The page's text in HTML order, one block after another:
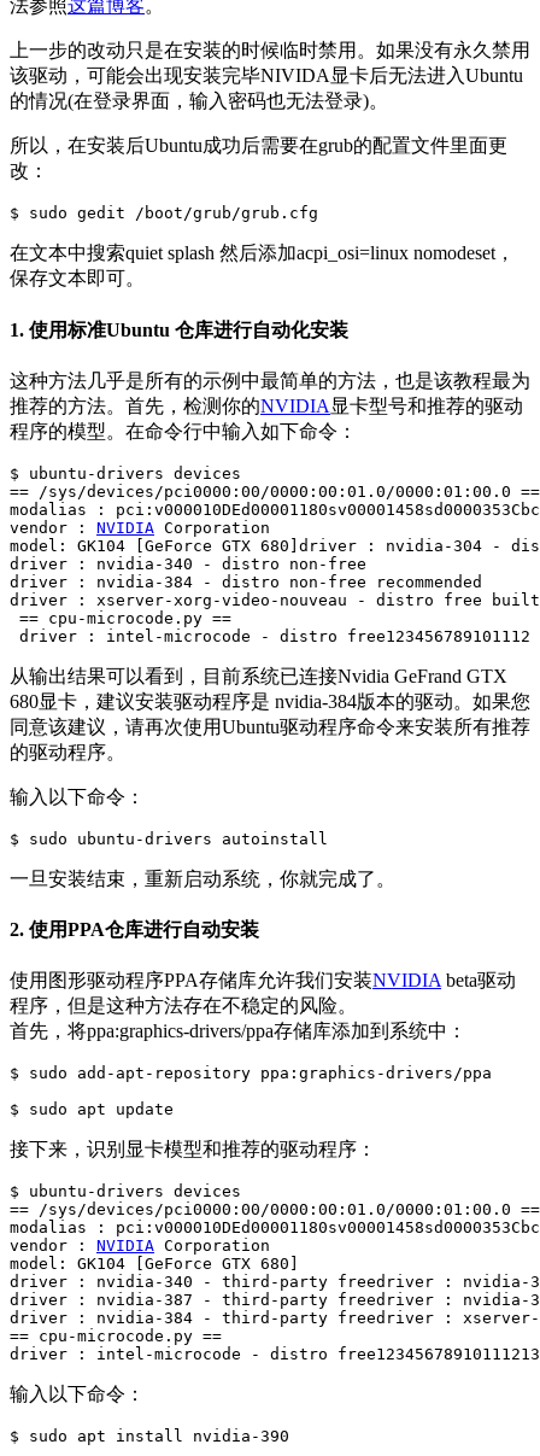
法参照这篇博客。
上一步的改动只是在安装的时候临时禁用。如果没有永久禁用
该驱动，可能会出现安装完毕NIVIDA显卡后无法进入Ubuntu
的情况(在登录界面，输入密码也无法登录)。
所以，在安装后Ubuntu成功后需要在grub的配置文件里面更
改：
$ sudo gedit /boot/grub/grub.cfg
在文本中搜索quiet splash 然后添加acpi_osi=linux nomodeset，
保存文本即可。
1. 使用标准Ubuntu 仓库进行自动化安装
这种方法几乎是所有的示例中最简单的方法，也是该教程最为
推荐的方法。首先，检测你的NVIDIA 显卡型号和推荐的驱动
程序的模型。在命令行中输入如下命令：
$ ubuntu-drivers devices
== /sys/devices/pci0000:00/0000:00:01.0/0000:01:00.0 ==
modalias :
vendor : NVIDIA Corporation
model: GK104 [GeForce GTX 680]driver : nvidia-304 -
driver : nvidia-340 - distro non-free
driver : nvidia-384 - distro non-free recommended
driver : xserver-xorg-video-nouveau - distro free
== cpu-microcode.py ==
driver : intel-microcode - distro free123456789101112
从输出结果可以看到，目前系统已连接Nvidia GeFrand GTX
680显卡，建议安装驱动程序是 nvidia-384版本的驱动。如果您
同意该建议，请再次使用Ubuntu驱动程序命令来安装所有推荐
的驱动程序。
输入以下命令：
$ sudo ubuntu-drivers autoinstall
一旦安装结束，重新启动系统，你就完成了。
2. 使用PPA仓库进行自动安装
使用图形驱动程序PPA存储库允许我们安装NVIDIA beta驱动
程序，但是这种方法存在不稳定的风险。
首先，将ppa:graphics-drivers/ppa存储库添加到系统中：
$ sudo add-apt-repository ppa:graphics-drivers/ppa
$ sudo apt update
接下来，识别显卡模型和推荐的驱动程序：
$ ubuntu-drivers devices
== /sys/devices/pci0000:00/0000:00:01.0/0000:01:00.0 ==
modalias :
vendor : NVIDIA Corporation
model: GK104 [GeForce GTX 680]
driver : nvidia-340 - third-party freedriver : nvidia-
driver : nvidia-387 - third-party freedriver : nvidia-
driver : nvidia-384 - third-party freedriver :
== cpu-microcode.py ==
driver : intel-microcode - distro
输入以下命令：
$ sudo apt install nvidia-390